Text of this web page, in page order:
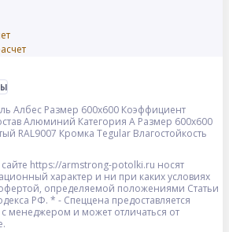
Албес Размер 600x600 Коэффициент
Алюминий Категория A Размер 600x600
RAL9007 Кромка Tegular Влагостойкость
https://armstrong-potolki.ru носят
характер и ни при каких условиях
определяемой положениями Статьи
РФ. * - Спеццена предоставляется
менеджером и может отличаться от